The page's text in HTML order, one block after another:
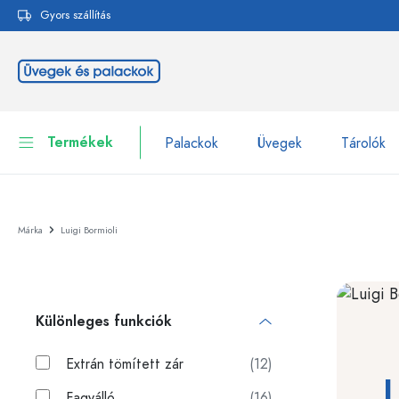
Ugrás a fő navigációhoz
Gyors szállítás
Termékek Palackok Üvegek Tárolók
Edények
Kozmetikai tartályok
Pipettás palackok
Márka Luigi Bormioli
Különleges funkciók
Extrán tömített zár
(12)